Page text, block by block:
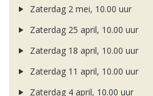
Zaterdag 2 mei, 10.00 uur
Zaterdag 25 april, 10.00 uur
Zaterdag 18 april, 10.00 uur
Zaterdag 11 april, 10.00 uur
Zaterdag 4 april, 10.00 uur